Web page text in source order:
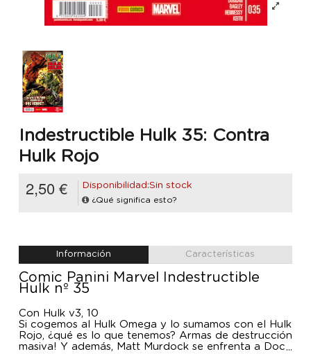
Indestructible Hulk 35: Contra
Hulk Rojo
2,50 € Disponibilidad:Sin stock
¿Qué significa esto?
Información Características
Comic Panini Marvel Indestructible
Hulk nº 35
Con Hulk v3, 10
Si cogemos al Hulk Omega y lo sumamos con el Hulk
Rojo, ¿qué es lo que tenemos? Armas de destrucción
masiva! Y además, Matt Murdock se enfrenta a Doc